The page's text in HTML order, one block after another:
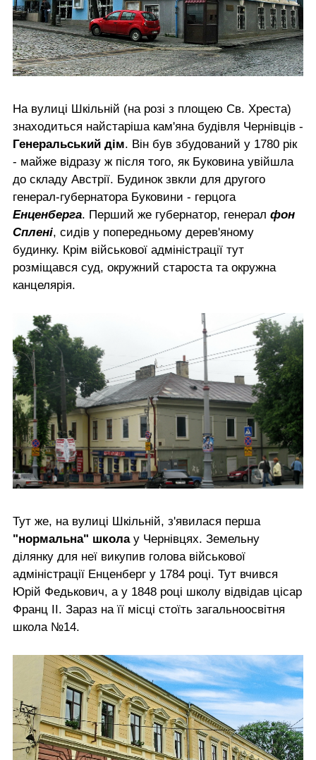
На вулиці Шкільній (на розі з площею Св. Хреста)
знаходиться найстаріша кам'яна будівля Чернівців -
Генеральський дім. Він був збудований у 1780 рік
- майже відразу ж після того, як Буковина увійшла
до складу Австрії. Будинок звкли для другого
генерал-губернатора Буковини - герцога
Енценберга. Перший же губернатор, генерал фон
Сплені, сидів у попередньому дерев'яному
будинку. Крім військової адміністрації тут
розміщався суд, окружний староста та окружна
канцелярія.
Тут же, на вулиці Шкільній, з'явилася перша
"нормальна" школау Чернівцях. Земельну
ділянку для неї викупив голова військової
адміністрації Енценберг у 1784 році. Тут вчився
Юрій Федькович, а у 1848 році школу відвідав цісар
Франц ІІ. Зараз на її місці стоїть загальноосвітня
школа №14.